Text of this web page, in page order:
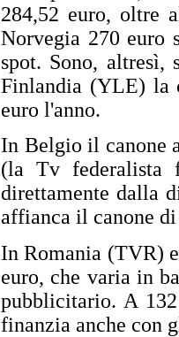
284,52 euro, oltre
Norvegia 270 euro
spot. Sono,
Finlandia (YLE) la
euro l'anno.
In Belgio il canone
(la Tv federalista
direttamente dalla
affianca il canone
In Romania (TVR)
euro, che varia in
pubblicitario. A
finanzia anche con